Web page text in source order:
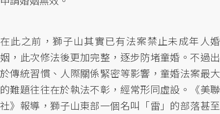
在此之前，獅子山其實已有法案禁止未成年人婚
姻，此次修法後更加完整，逐步防堵童婚。不過出
於傳統習慣、人際關係緊密等影響，童婚法案最大
的難題往往在於執法不彰，經常形同虛設。《美聯
社》報導，獅子山東部一個名叫「雷」的部落甚至